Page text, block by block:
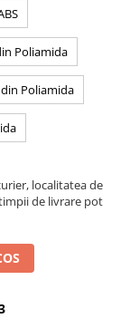
Poliamida
Poliamida
localitatea de
de livrare pot